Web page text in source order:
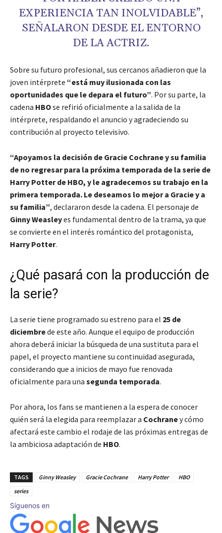
EXPERIENCIA TAN INOLVIDABLE”,
SEÑALARON DESDE EL ENTORNO
DE LA ACTRIZ.
Sobre su futuro profesional, sus cercanos añadieron que la
joven intérprete “está muy ilusionada con las
oportunidades que le depara el futuro”. Por su parte, la
cadena HBOse refirió oficialmente a la salida de la
intérprete, respaldando el anuncio y agradeciendo su
contribución al proyecto televisivo.
“Apoyamos la decisión de Gracie Cochrane y su familia
de no regresar para la próxima temporada de la serie de
Harry Potter de HBO, y le agradecemos su trabajo en la
primera temporada. Le deseamos lo mejor a Gracie y a
su familia”, declararon desde la cadena. El personaje de
Ginny Weasleyes fundamental dentro de la trama, ya que
se convierte en el interés romántico del protagonista,
Harry Potter.
¿Qué pasará con la producción de
la serie?
La serie tiene programado su estreno para el 25 de
diciembrede este año. Aunque el equipo de producción
ahora deberá iniciar la búsqueda de una sustituta para el
papel, el proyecto mantiene su continuidad asegurada,
considerando que a inicios de mayo fue renovada
oficialmente para una segunda temporada.
Por ahora, los fans se mantienen a la espera de conocer
quién será la elegida para reemplazar a Cochraney cómo
afectará este cambio el rodaje de las próximas entregas de
la ambiciosa adaptación de HBO.
TAGS Ginny Weasley Gracie Cochrane Harry Potter
HBO
series
Síguenos en